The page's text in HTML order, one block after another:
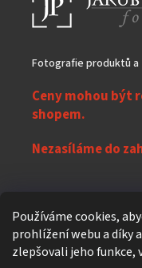
Používáme cookies,
prohlížení webu a díky
zlepšovali jeho
Fotografie produktů a
Ceny mohou být
shopem.
Nezasíláme do